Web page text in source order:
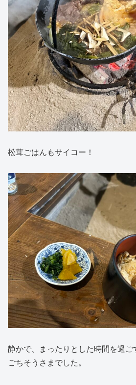
松茸ごはんもサイコー！
静かで、まったりとした時間を過ご
ごちそうさまでした。